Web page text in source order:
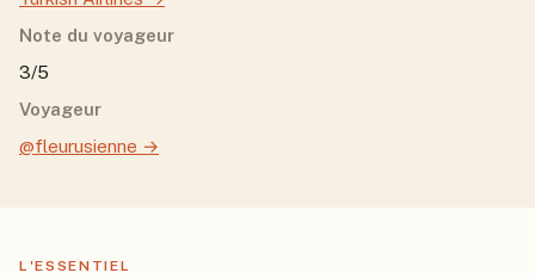
Note du voyageur
3/5
Voyageur
@fleurusienne →
L'ESSENTIEL